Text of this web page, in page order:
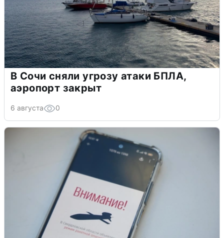
В Сочи сняли угрозу атаки БПЛА,
аэропорт закрыт
6 августа 0